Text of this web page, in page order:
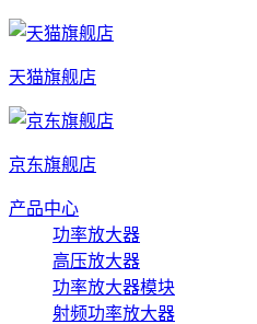
天猫旗舰店
京东旗舰店
产品中心
功率放大器
高压放大器
功率放大器模块
射频功率放大器